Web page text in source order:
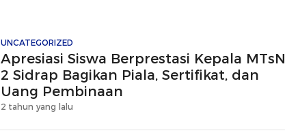
UNCATEGORIZED
Apresiasi Siswa Berprestasi Kepala MTsN
2 Sidrap Bagikan Piala, Sertifikat, dan
Uang Pembinaan
2 tahun yang lalu